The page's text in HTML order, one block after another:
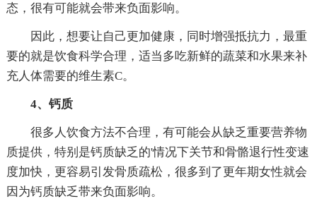
态，很有可能就会带来负面影响。
因此，想要让自己更加健康，同时增强抵抗力，最重
要的就是饮食科学合理，适当多吃新鲜的蔬菜和水果来补
充人体需要的维生素C。
4、钙质
很多人饮食方法不合理，有可能会从缺乏重要营养物
质提供，特别是钙质缺乏的'情况下关节和骨骼退行性变速
度加快，更容易引发骨质疏松，很多到了更年期女性就会
因为钙质缺乏带来负面影响。